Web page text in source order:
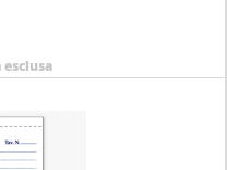
esclusa